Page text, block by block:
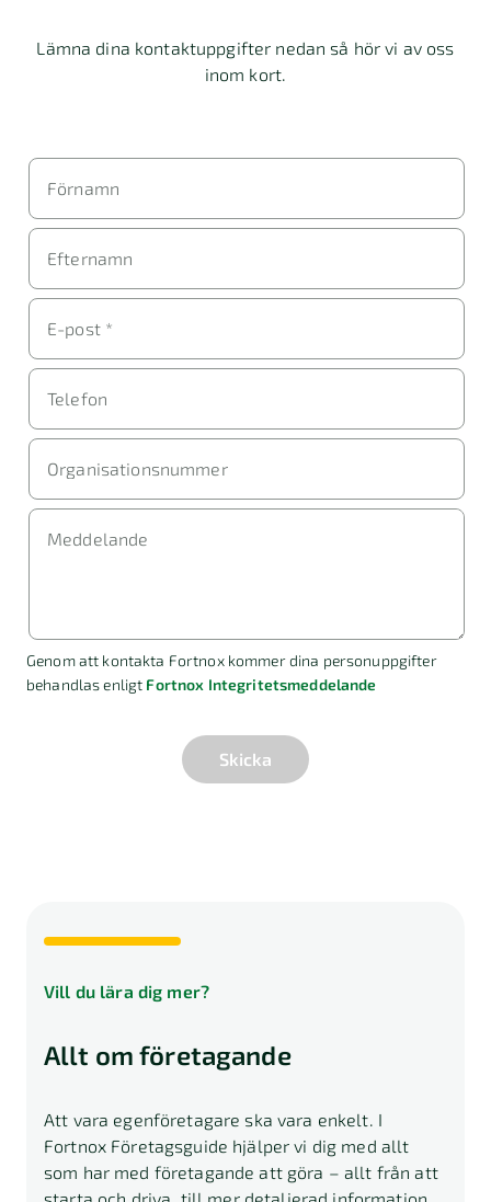
Lämna dina kontaktuppgifter nedan så hör vi av oss
inom kort.
Förnamn
Efternamn
E-post *
Telefon
Organisationsnummer
Meddelande
Genom att kontakta Fortnox kommer dina personuppgifter
behandlas enligt Fortnox Integritetsmeddelande
Skicka
Vill du lära dig mer?
Allt om företagande
Att vara egenföretagare ska vara enkelt. I
Fortnox Företagsguide hjälper vi dig med allt
som har med företagande att göra – allt från att